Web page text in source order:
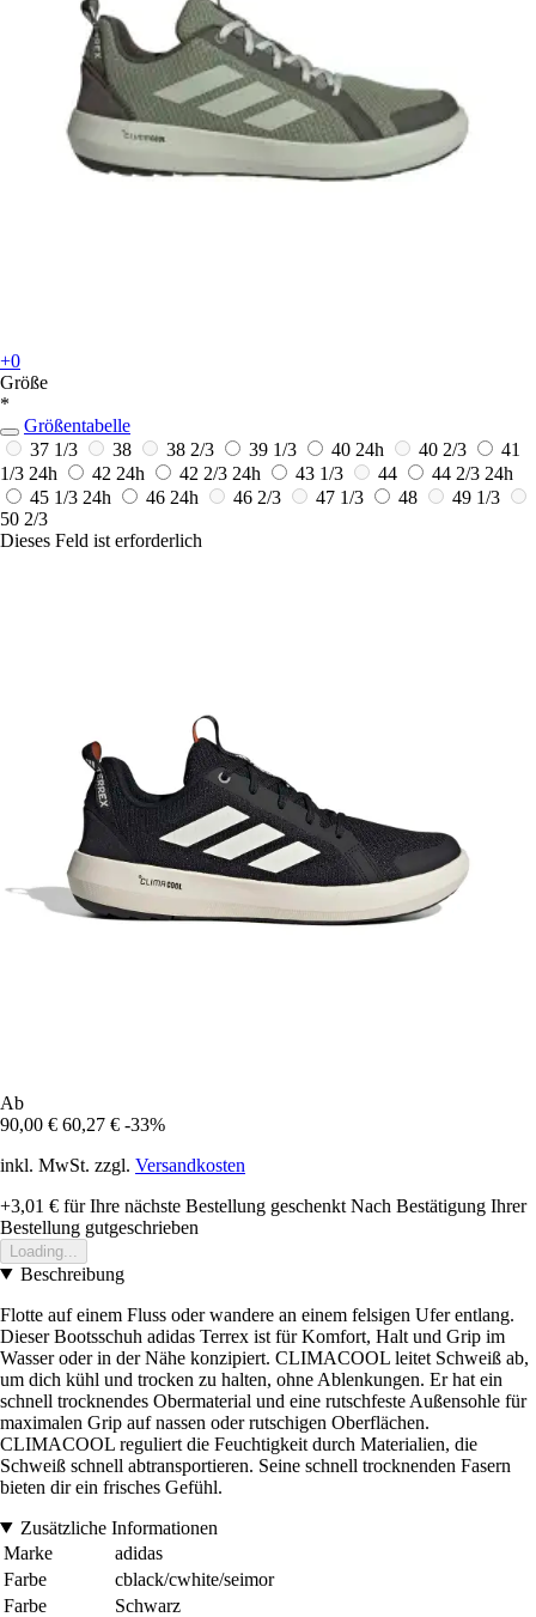
+0
Größe
*
Größentabelle
37 1/3
38 38 2/3 39 1/3 40 24h 40 2/3
41
1/3 24h 42 24h 42 2/3 24h 43 1/3 44 44 2/3 24h
45 1/3 24h 46 24h 46 2/3 47 1/3 48
49 1/3
50 2/3
Dieses Feld ist erforderlich
Ab
90,00 € 60,27 € -33%
inkl. MwSt. zzgl. Versandkosten
+3,01 € für Ihre nächste Bestellung geschenkt Nach Bestätigung Ihrer
Bestellung gutgeschrieben
Loading...
Beschreibung
Flotte auf einem Fluss oder wandere an einem felsigen Ufer entlang.
Dieser Bootsschuh adidas Terrex ist für Komfort, Halt und Grip im
Wasser oder in der Nähe konzipiert. CLIMACOOL leitet Schweiß ab,
um dich kühl und trocken zu halten, ohne Ablenkungen. Er hat ein
schnell trocknendes Obermaterial und eine rutschfeste Außensohle für
maximalen Grip auf nassen oder rutschigen Oberflächen.
CLIMACOOL reguliert die Feuchtigkeit durch Materialien, die
Schweiß schnell abtransportieren. Seine schnell trocknenden Fasern
bieten dir ein frisches Gefühl.
Zusätzliche Informationen
Marke
adidas
Farbe
cblack/cwhite/seimor
Farbe
Schwarz